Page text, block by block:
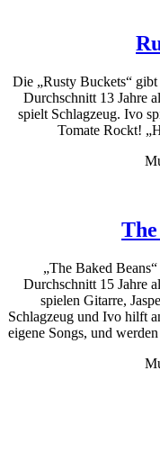
Die „Rusty Buckets“
Durchschnitt 13 Jahre
spielt Schlagzeug. Ivo
Tomate Rockt!
„The Baked
Durchschnitt 15 Jahre
spielen Gitarre,
Schlagzeug und Ivo hilft
eigene Songs, und